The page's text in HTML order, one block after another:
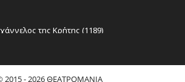
της Κρήτης (1189)
2015 - 2026 ΘΕΑΤΡΟΜΑΝΙΑ